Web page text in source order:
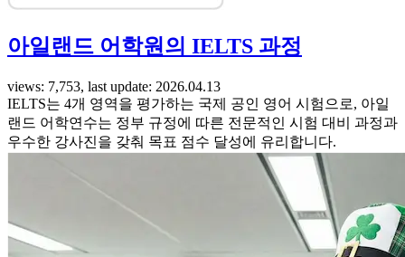
아일랜드 어학원의 IELTS 과정
views: 7,753, last update: 2026.04.13
IELTS는 4개 영역을 평가하는 국제 공인 영어 시험으로, 아일
랜드 어학연수는 정부 규정에 따른 전문적인 시험 대비 과정과
우수한 강사진을 갖춰 목표 점수 달성에 유리합니다.